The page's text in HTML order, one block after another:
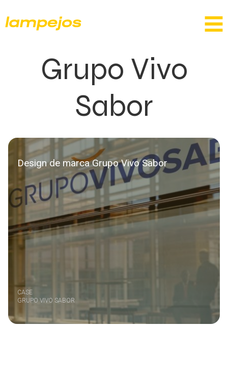
Grupo Vivo
Sabor
Design de marca Grupo Vivo Sabor
CASE
GRUPO VIVO SABOR